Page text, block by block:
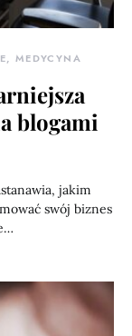
MEDYCYNA
blogami
jakim
swój biznes